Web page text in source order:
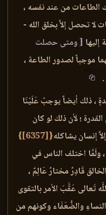
الطاعات من عند نفسه ،
لا تحصل إلاَّ بخلق الله -
إليها [ ومتى حصلت
موجباً لصدور الطاعة ،
.
، ذلك أيضاً يوجبُ عَلَيْنَا
؛ لأن ذلك لو كان
إنسان يشاكله{
[6357]
}
ولَمَّا اختلف الناس في
قَادِرٌ مختارٌ عَالِمٌ ،
تَعالى عَقَّبَ الأمر بالتقوى
والضُّعَفَاء وكونهم من